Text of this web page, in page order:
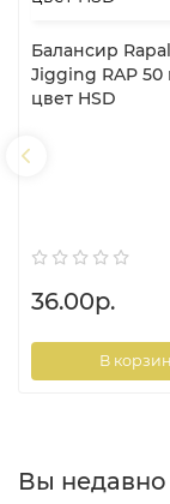
Балансир
Jigging RAP 50
цвет HSD
36.00р.
В
Вы